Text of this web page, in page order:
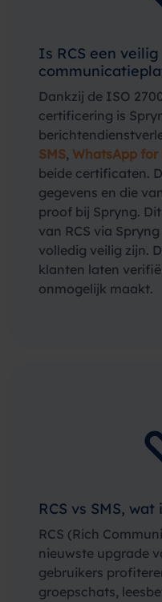
Is RCS een veilig
Dankzij de ISO
certificering is
SMS, WhatsApp for
beide certificaten.
gegevens en die
proof bij Spryng.
van RCS via
volledig veilig zijn.
klanten laten
onmogelijk maakt.
RCS vs SMS,
RCS (Rich
nieuwste upgrade
gebruikers
groepschats,